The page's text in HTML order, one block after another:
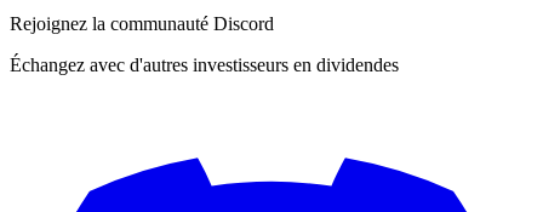
Rejoignez la communauté Discord
Échangez avec d'autres investisseurs en dividendes